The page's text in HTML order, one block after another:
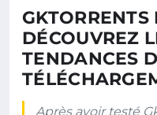
GKTORRENTS
DÉCOUVREZ
TENDANCES
Après avoir testé